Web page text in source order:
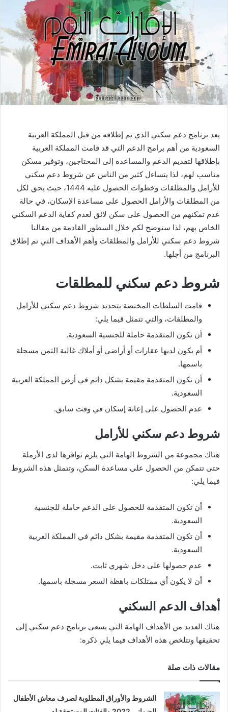
يعد برنامج دعم سكني الذي تم إطلاقه من قبل المملكة العربية
السعودية من أهم برامج الدعم التي قد قامت المملكة العربية
بإطلاقها لتقديم الدعم والمساعدة إلى المحتاجين، وتوفير مسكن
مناسب لهم، لذا يتساءل كثير من الناس عن شروط دعم سكني
للأرامل والمطلقات وخطوات الحصول عليه 1444، حيث يحق لكل
من المطلقات والأرامل الحصول على مساعدة الإسكان، في حالة
عدم تمكنهم من الحصول على سكن لائق لعدم كفاية الدعم السكني
الخاص بهم، لذا سنوضح لكم خلال السطور القادمة من مقالنا
شروط دعم سكني للأرامل والمطلقات وأهم الأهداف التي تم إطلاق
البرنامج من أجلها.
شروط دعم سكني للمطلقات
قامت السلطات المختصة بتحديد شروط دعم سكني للأرامل
والمطلقات، والتي تتمثل قيما يلي:
أن تكون المتقدمة حاملة للجنسية السعودية.
أم يكون لديها عقارات أو أراضي أو أملاك غالية الثمن مسجلة
باسمها.
أن تكون المتقدمة مقيمة بشكل دائم في أرض المملكة العربية
السعودية.
عدم الحصول على إعانة إسكان في وقت سابق.
شروط دعم سكني للأرامل
هناك مجموعة من الشروط الهامة التي يلزم توافرها لدى الأرملة
حتى تتمكن من الحصول على مساعدة السكن، وتتمثل هذه الشروط
فيما يلي:
أن تكون المتقدمة للحصول على الدعم حاملة للجنسية
السعودية.
أن تكون المتقدمة مقيمة بشكل دائم في المملكة العربية
السعودية.
عدم حصولها على دخل شهري ثابت.
أن لا يكون أي ممتلكات باهظة السعر مسجلة باسمها.
أهداف الدعم السكني
هناك العديد من الأهداف الهامة التي يسعى برنامج دعم سكني إلى
تحقيقها وتتلخص هذه الأهداف فيما يلي ذكره:
مقالات ذات صلة
الشروط والأوراق المطلوبة لصرف معاش الأطفال